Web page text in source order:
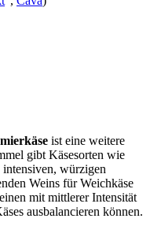
ist eine weitere
gibt Käsesorten wie
intensiven, würzigen
Weins für Weichkäse
mit mittlerer Intensität
ausbalancieren können.